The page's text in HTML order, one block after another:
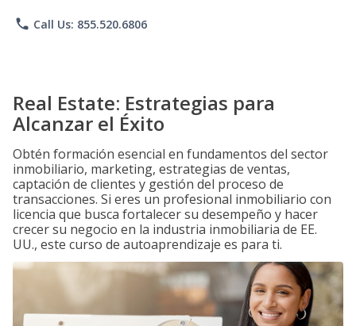
phone Call Us: 855.520.6806
Real Estate: Estrategias para
Alcanzar el Éxito
Obtén formación esencial en fundamentos del sector
inmobiliario, marketing, estrategias de ventas,
captación de clientes y gestión del proceso de
transacciones. Si eres un profesional inmobiliario con
licencia que busca fortalecer su desempeño y hacer
crecer su negocio en la industria inmobiliaria de EE.
UU., este curso de autoaprendizaje es para ti.